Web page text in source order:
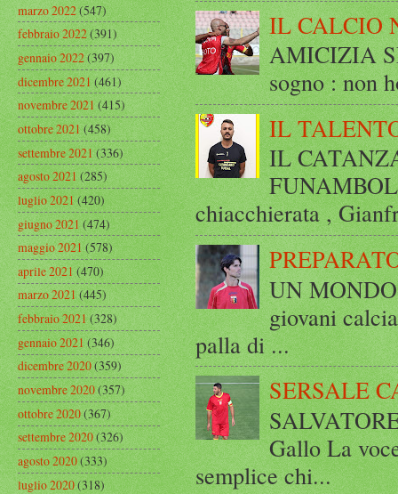
IL CALCIO
AMICIZIA
sogno : non
IL
IL
chiacchierata ,
UN
giovani
palla di ...
SERSALE
Gallo La
semplice chi...
marzo 2022(547)
febbraio 2022(391)
gennaio 2022(397)
dicembre 2021(461)
novembre 2021(415)
ottobre 2021(458)
settembre 2021(336)
agosto 2021(285)
luglio 2021(420)
giugno 2021(474)
maggio 2021(578)
aprile 2021(470)
marzo 2021(445)
febbraio 2021(328)
gennaio 2021(346)
dicembre 2020(359)
novembre 2020(357)
ottobre 2020(367)
settembre 2020(326)
agosto 2020(333)
luglio 2020(318)